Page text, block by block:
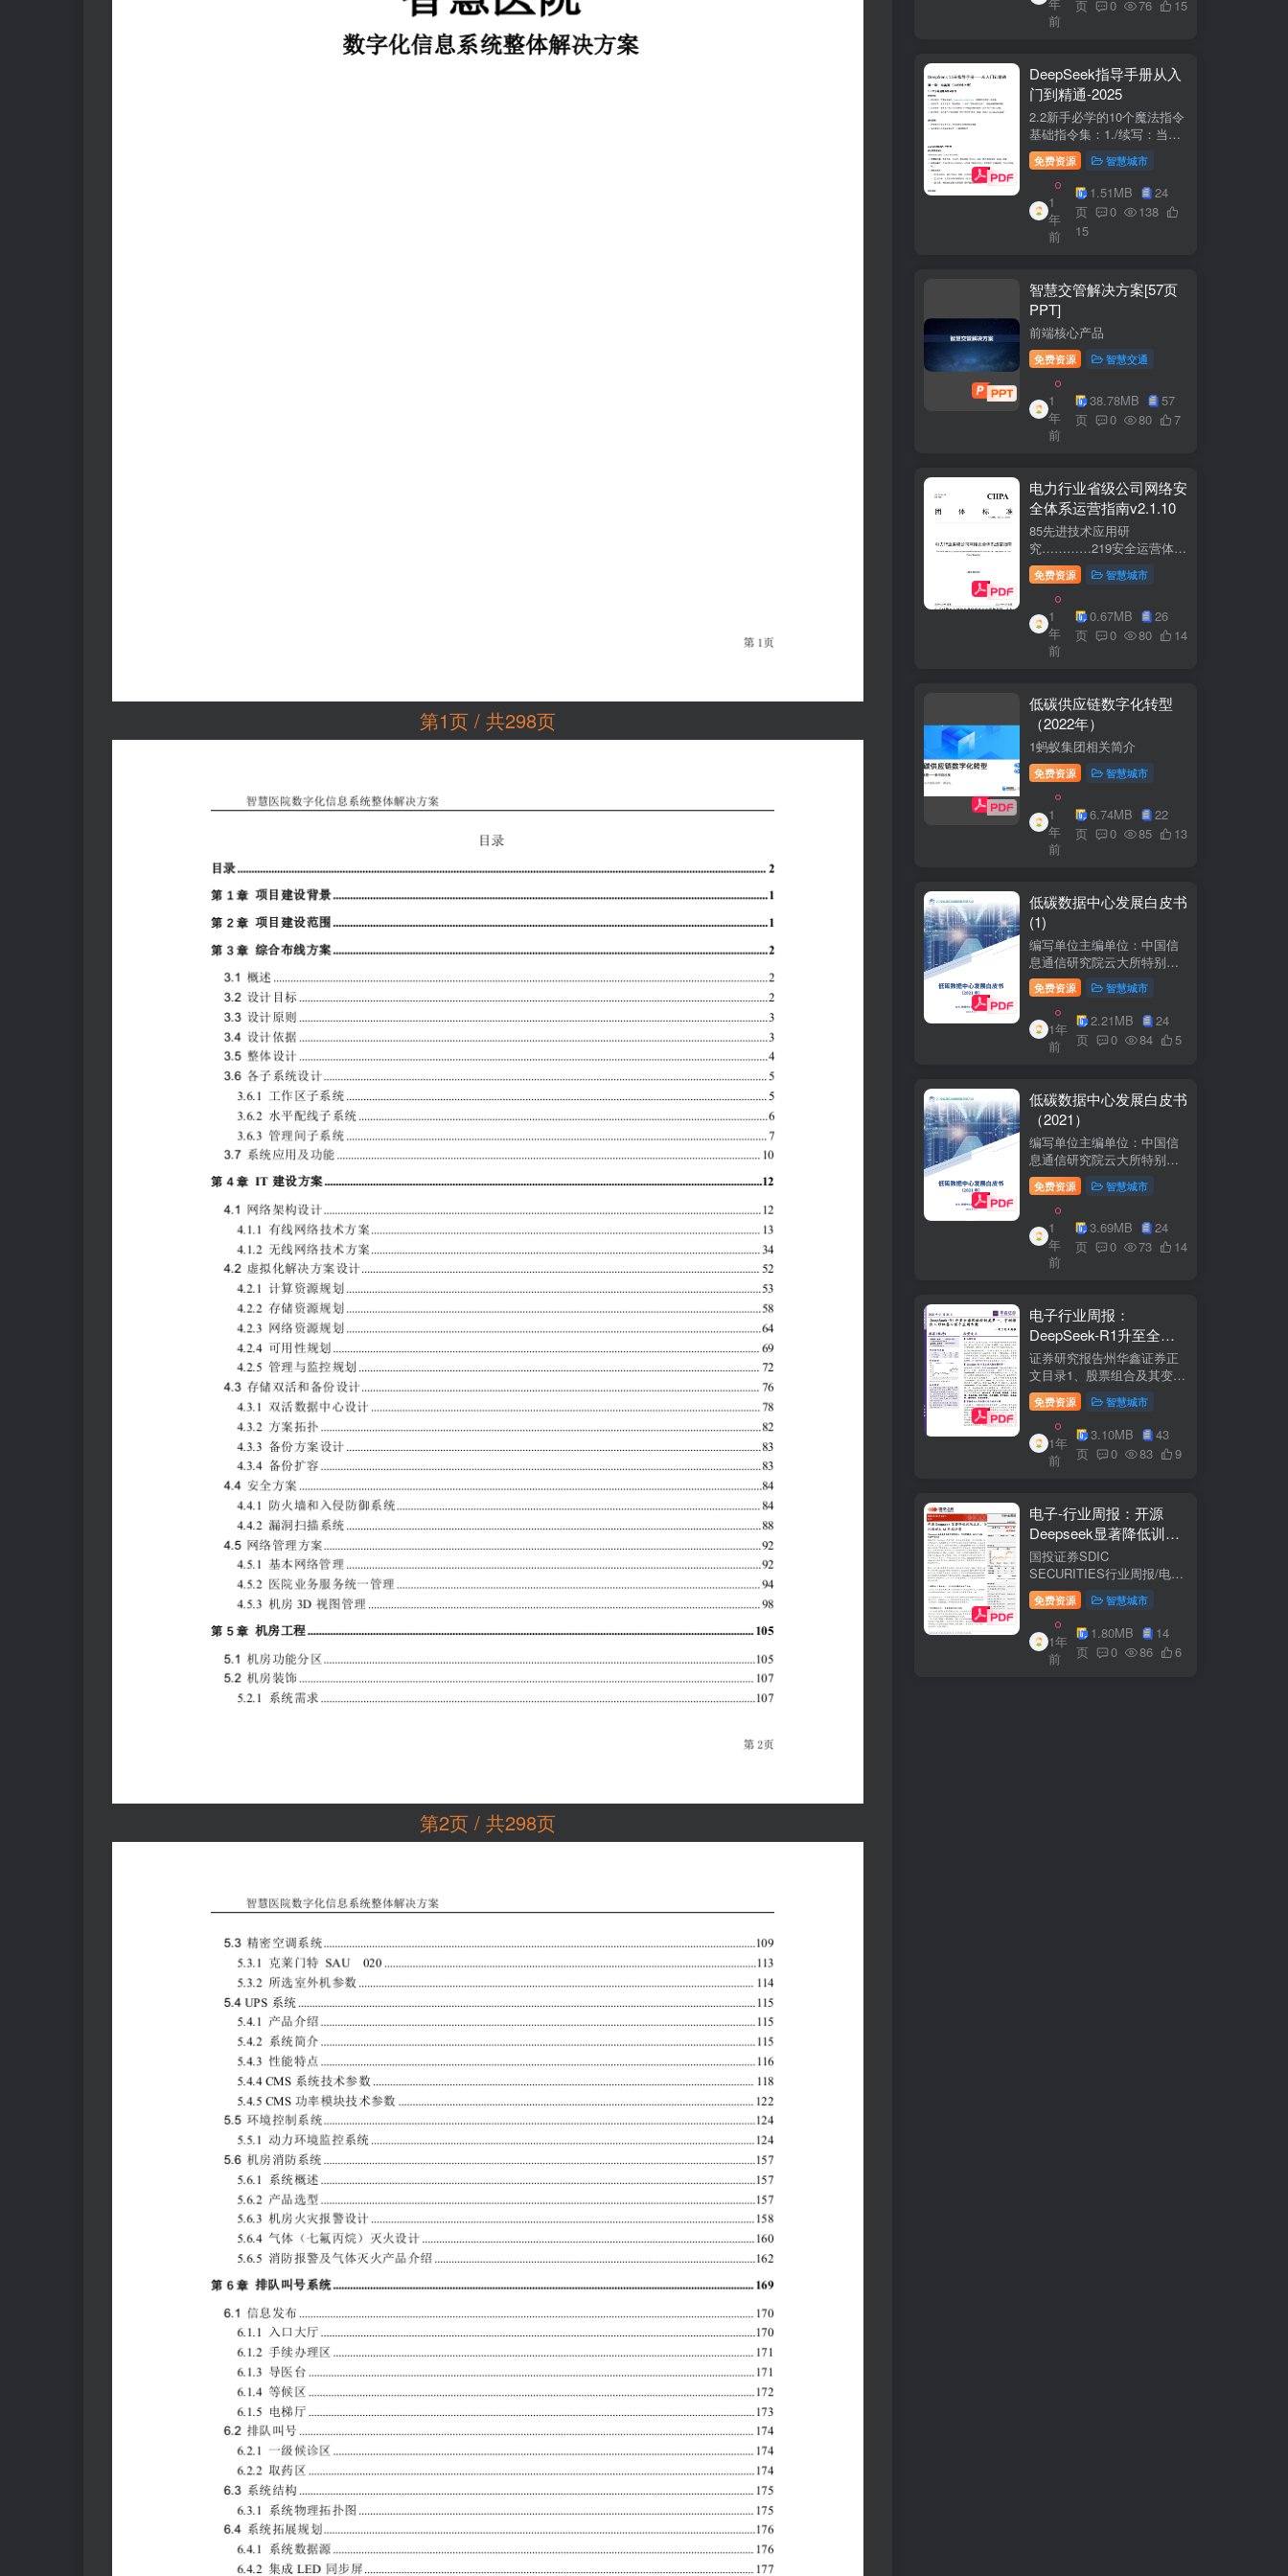
第1页 / 共298页
第2页 / 共298页
+医疗企业案例分析5中国互
联网+医疗...
年
前
页 0 76 15
DeepSeek指导手册从入
门到精通-2025
2.2新手必学的10个魔法指令
基础指令集：1./续写：当回
答中断时自动继续生成2./简
化：将复杂内容转换成大白
话3./示例：要求展示实际案
例（特别是写代码时）4./步
骤：让AI分步骤指导操作流
程5./检...
免费资源 智慧城市
1
年
前
1.51MB
24
页
0
138
15
智慧交管解决方案[57页
PPT]
前端核心产品
免费资源 智慧交通
1
年
前
38.78MB
57
页
0 80 7
电力行业省级公司网络安
全体系运营指南v2.1.10
85先进技术应用研
究…………219安全运营体
系……2291网络安全运
营..2292业务安全运
营.......249.3网络与业务安全
联动.·26
免费资源 智慧城市
1
年
前
0.67MB
26
页
0 80 14
低碳供应链数字化转型
（2022年）
1蚂蚁集团相关简介
免费资源 智慧城市
1
年
前
6.74MB
22
页
0 85 13
低碳数据中心发展白皮书
(1)
编写单位主编单位：中国信
息通信研究院云大所特别鸣
谢：百度、阿里巴巴、腾
讯、中金数据、秦淮数据、
万国数据、河北省凤凰谷零
碳发展研究院、绿色和平等
单位的大力支持。
免费资源 智慧城市
1年
前
2.21MB
24
页
0 84 5
低碳数据中心发展白皮书
（2021）
编写单位主编单位：中国信
息通信研究院云大所特别鸣
谢：百度、阿里巴巴、腾
讯、中金数据、秦准数据、
万国数据、河北省凤凰谷零
碳发展研究院、绿色和平等
单位的大力支持。
免费资源 智慧城市
1
年
前
3.69MB
24
页
0 73 14
电子行业周报：
DeepSeek-R1升至全球
风格控制类第一，宇树推
出人形机器人首个应用方
案
证券研究报告州华鑫证券正
文目录1、股票组合及其变
化.51.1、本周重点推荐及推
荐组...51.2、海外龙头一
览。62、周度行情分析及展
望.…82.1、周涨幅排行…
2.2、行业重点公司估值水平
免费资源 智慧城市
1年
前
3.10MB
43
页
0 83 9
电子-行业周报：开源
Deepseek显著降低训练
成本，关注推理与AI终端
进展
国投证券SDIC
SECURITIES行业周报/电于
目内容目录1.本周新闻一
览.42.行业数据跟踪.…62.1.
半导体：半导体行业：两大
收购事件来袭...62.2.SiC:8家
碳化硅相关企业完成融
免费资源 智慧城市
1年
前
1.80MB
14
页
0 86 6